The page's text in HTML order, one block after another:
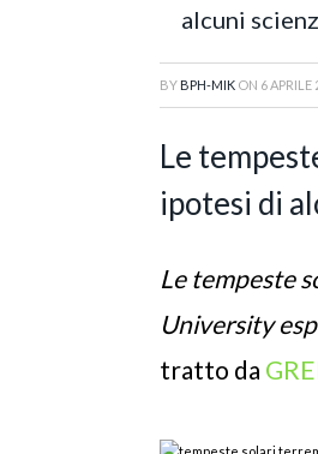
alcuni
BY BPH-MIK ON 6 APRILE
Le
ipotesi di
Le tempeste
University
tratto da